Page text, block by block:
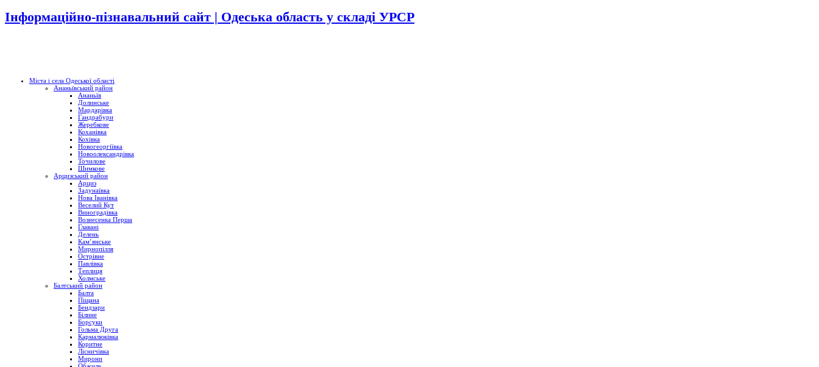
Інформаційно-пізнавальний сайт | Одеська область у складі УРСР
Міста і села Одеської області
Ананьївський район
Ананьїв
Долинське
Мардарівка
Гандрабури
Жеребкове
Коханівка
Кохівка
Новогеоргіївка
Новоолександрівка
Точилове
Шимкове
Арцизський район
Арциз
Задунаївка
Нова Іванівка
Веселий Кут
Виноградівка
Вознесенка Перша
Главані
Делень
Кам’янське
Мирнопілля
Острівне
Павлівка
Теплиця
Холмське
Балтський район
Балта
Піщана
Бендзари
Білине
Борсуки
Гольма Друга
Кармалюківка
Коритне
Лісничівка
Мирони